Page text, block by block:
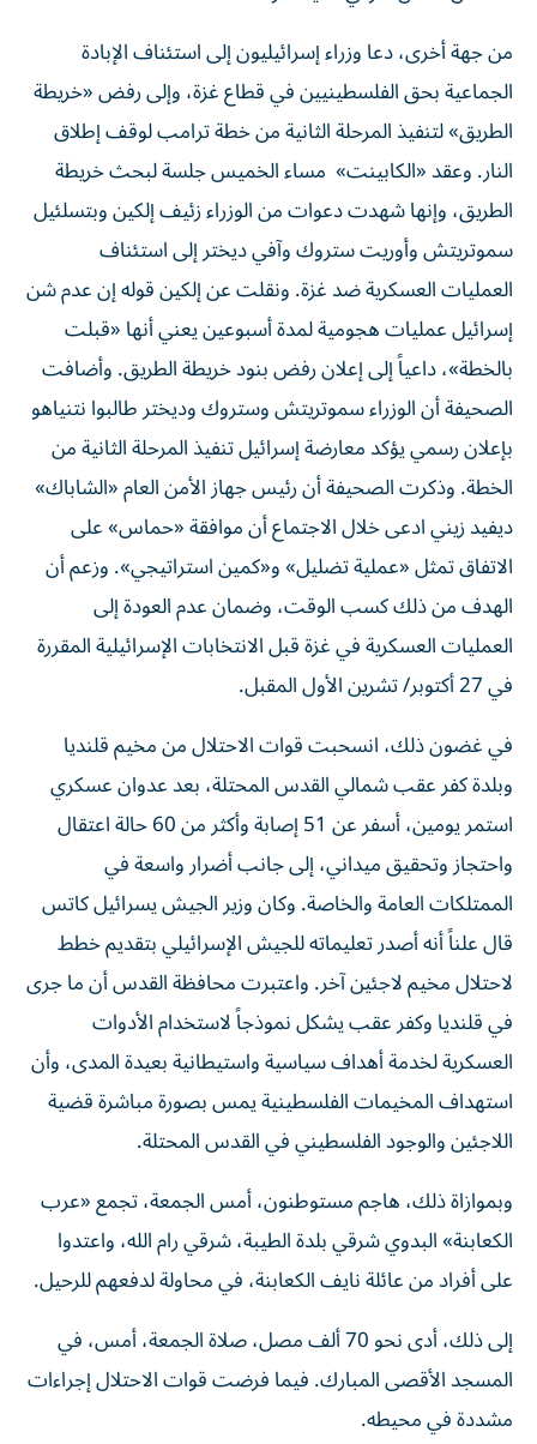
من جهة أخرى، دعا وزراء إسرائيليون إلى استئناف الإبادة
الجماعية بحق الفلسطينيين في قطاع غزة، وإلى رفض «خريطة
الطريق» لتنفيذ المرحلة الثانية من خطة ترامب لوقف إطلاق
النار. وعقد «الكابينت» مساء الخميس جلسة لبحث خريطة
الطريق، وإنها شهدت دعوات من الوزراء زئيف إلكين وبتسلئيل
سموتريتش وأوريت ستروك وآفي ديختر إلى استئناف
العمليات العسكرية ضد غزة. ونقلت عن إلكين قوله إن عدم شن
إسرائيل عمليات هجومية لمدة أسبوعين يعني أنها «قبلت
بالخطة»، داعياً إلى إعلان رفض بنود خريطة الطريق. وأضافت
الصحيفة أن الوزراء سموتريتش وستروك وديختر طالبوا نتنياهو
بإعلان رسمي يؤكد معارضة إسرائيل تنفيذ المرحلة الثانية من
الخطة. وذكرت الصحيفة أن رئيس جهاز الأمن العام «الشاباك»
ديفيد زيني ادعى خلال الاجتماع أن موافقة «حماس» على
الاتفاق تمثل «عملية تضليل» و«كمين استراتيجي». وزعم أن
الهدف من ذلك كسب الوقت، وضمان عدم العودة إلى
العمليات العسكرية في غزة قبل الانتخابات الإسرائيلية المقررة
في 27 أكتوبر/ تشرين الأول المقبل.
في غضون ذلك، انسحبت قوات الاحتلال من مخيم قلنديا
وبلدة كفر عقب شمالي القدس المحتلة، بعد عدوان عسكري
استمر يومين، أسفر عن 51 إصابة وأكثر من 60 حالة اعتقال
واحتجاز وتحقيق ميداني، إلى جانب أضرار واسعة في
الممتلكات العامة والخاصة. وكان وزير الجيش يسرائيل كاتس
قال علناً أنه أصدر تعليماته للجيش الإسرائيلي بتقديم خطط
لاحتلال مخيم لاجئين آخر. واعتبرت محافظة القدس أن ما جرى
في قلنديا وكفر عقب يشكل نموذجاً لاستخدام الأدوات
العسكرية لخدمة أهداف سياسية واستيطانية بعيدة المدى، وأن
استهداف المخيمات الفلسطينية يمس بصورة مباشرة قضية
اللاجئين والوجود الفلسطيني في القدس المحتلة.
وبموازاة ذلك، هاجم مستوطنون، أمس الجمعة، تجمع «عرب
الكعابنة» البدوي شرقي بلدة الطيبة، شرقي رام الله، واعتدوا
على أفراد من عائلة نايف الكعابنة، في محاولة لدفعهم للرحيل.
إلى ذلك، أدى نحو 70 ألف مصل، صلاة الجمعة، أمس، في
المسجد الأقصى المبارك. فيما فرضت قوات الاحتلال إجراءات
مشددة في محيطه.